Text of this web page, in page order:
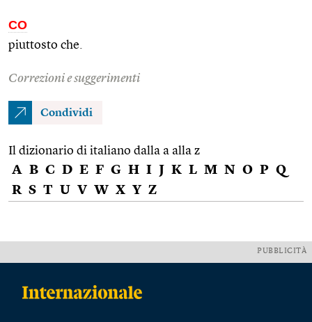
CO
piuttosto che.
Correzioni e suggerimenti
Condividi
Il dizionario di italiano dalla a alla z
A B C D E F G H I J K L M N O P Q
R S T U V W X Y Z
PUBBLICITÀ